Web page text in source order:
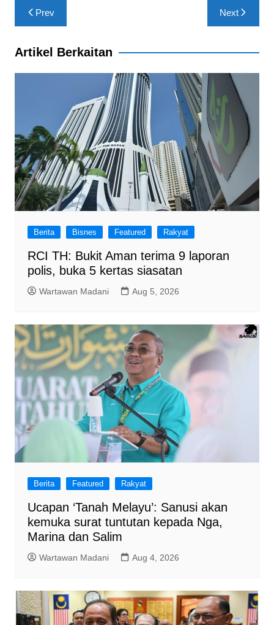
o
o
k
p
p
Post
navigation
Prev Next
Artikel Berkaitan
Berita Bisnes Featured Rakyat
RCI TH: Bukit Aman terima 9 laporan
polis, buka 5 kertas siasatan
Wartawan Madani Aug 5, 2026
Berita Featured Rakyat
Ucapan ‘Tanah Melayu’: Sanusi akan
kemuka surat tuntutan kepada Nga,
Marina dan Salim
Wartawan Madani Aug 4, 2026